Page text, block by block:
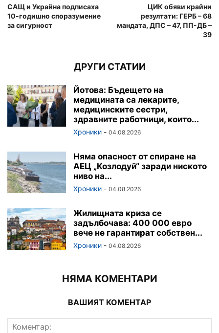
САЩ и Украйна подписаха
10-годишно споразумение
за сигурност
ЦИК обяви крайни
резултати: ГЕРБ – 68
мандата, ДПС – 47, ПП-ДБ –
39
ДРУГИ СТАТИИ
Йотова: Бъдещето на
медицината са лекарите,
медицинските сестри,
здравните работници, които...
Хроники - 04.08.2026
Няма опасност от спиране на
АЕЦ „Козлодуй“ заради ниското
ниво на...
Хроники - 04.08.2026
Жилищната криза се
задълбочава: 400 000 евро
вече не гарантират собствен...
Хроники - 04.08.2026
НЯМА КОМЕНТАРИ
ВАШИЯТ КОМЕНТАР